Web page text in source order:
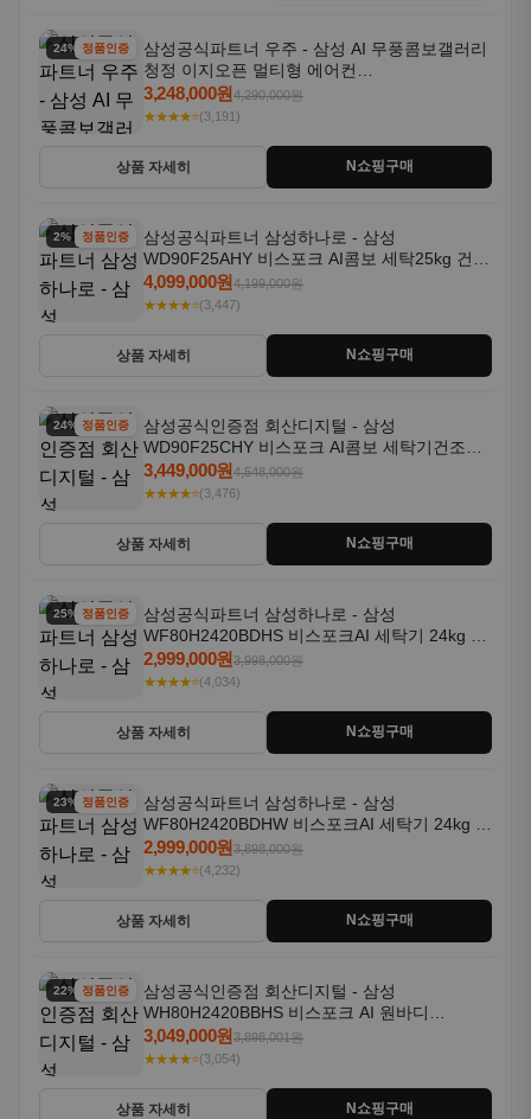
24% 할인정품인증
삼성공식파트너 우주 - 삼성 AI 무풍콤보갤러리
청정 이지오픈 멀티형 에어컨
AF80F17D22WRS 기본설치포함
3,248,000원4,290,000원
★★★★⭐(3,191)
상품 자세히 N쇼핑구매
2% 할인정품인증
삼성공식파트너 삼성하나로 - 삼성
WD90F25AHY 비스포크 AI콤보 세탁25kg 건조
18kg 자동문열림 1등급
4,099,000원4,199,000원
★★★★⭐(3,447)
상품 자세히 N쇼핑구매
24% 할인정품인증
삼성공식인증점 회산디지털 - 삼성
WD90F25CHY 비스포크 AI콤보 세탁기건조기
일체형 25kg+18kg 1등급
3,449,000원4,548,000원
★★★★⭐(3,476)
상품 자세히 N쇼핑구매
25% 할인정품인증
삼성공식파트너 삼성하나로 - 삼성
WF80H2420BDHS 비스포크AI 세탁기 24kg 건
조기 20kg 세제자동투입
2,999,000원3,998,000원
★★★★⭐(4,034)
상품 자세히 N쇼핑구매
23% 할인정품인증
삼성공식파트너 삼성하나로 - 삼성
WF80H2420BDHW 비스포크AI 세탁기 24kg 건
조기 20kg 세제자동투입
2,999,000원3,898,000원
★★★★⭐(4,232)
상품 자세히 N쇼핑구매
22% 할인정품인증
삼성공식인증점 회산디지털 - 삼성
WH80H2420BBHS 비스포크 AI 원바디
24kg+20kg 세제자동투입 1등급
3,049,000원3,898,001원
★★★★⭐(3,054)
상품 자세히 N쇼핑구매